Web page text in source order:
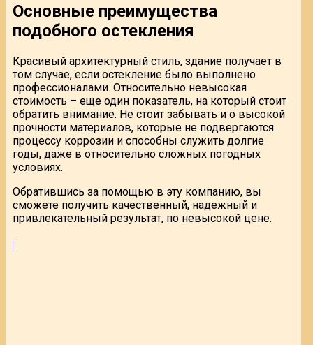
Основные преимущества
подобного остекления
Красивый архитектурный стиль, здание получает в
том случае, если остекление было выполнено
профессионалами. Относительно невысокая
стоимость – еще один показатель, на который стоит
обратить внимание. Не стоит забывать и о высокой
прочности материалов, которые не подвергаются
процессу коррозии и способны служить долгие
годы, даже в относительно сложных погодных
условиях.
Обратившись за помощью в эту компанию, вы
сможете получить качественный, надежный и
привлекательный результат, по невысокой цене.